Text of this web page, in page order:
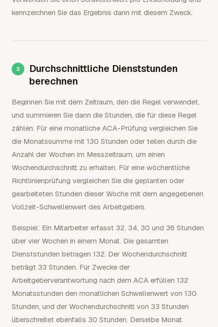
kennzeichnen Sie das Ergebnis dann mit diesem Zweck.
Durchschnittliche Dienststunden
berechnen
Beginnen Sie mit dem Zeitraum, den die Regel verwendet,
und summieren Sie dann die Stunden, die für diese Regel
zählen. Für eine monatliche ACA-Prüfung vergleichen Sie
die Monatssumme mit 130 Stunden oder teilen durch die
Anzahl der Wochen im Messzeitraum, um einen
Wochendurchschnitt zu erhalten. Für eine wöchentliche
Richtlinienprüfung vergleichen Sie die geplanten oder
gearbeiteten Stunden dieser Woche mit dem angegebenen
Vollzeit-Schwellenwert des Arbeitgebers.
Beispiel: Ein Mitarbeiter erfasst 32, 34, 30 und 36 Stunden
über vier Wochen in einem Monat. Die gesamten
Dienststunden betragen 132. Der Wochendurchschnitt
beträgt 33 Stunden. Für Zwecke der
Arbeitgeberverantwortung nach dem ACA erfüllen 132
Monatsstunden den monatlichen Schwellenwert von 130
Stunden, und der Wochendurchschnitt von 33 Stunden
überschreitet ebenfalls 30 Stunden. Derselbe Monat